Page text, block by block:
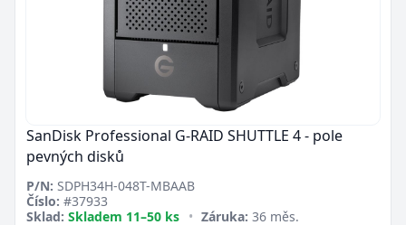
SanDisk Professional G-RAID SHUTTLE 4 - pole
pevných disků
P/N: SDPH34H-048T-MBAAB
Číslo: #37933
Sklad: Skladem 11–50 ks • Záruka: 36 měs.